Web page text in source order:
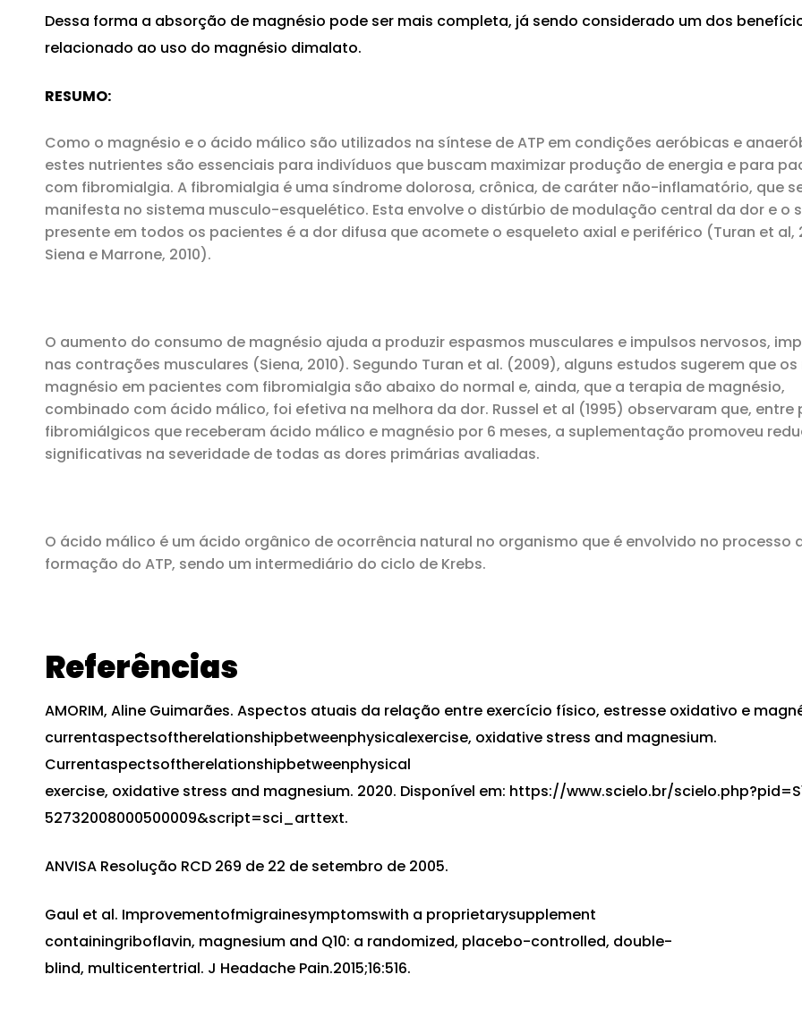
Dessa forma a absorção de magnésio pode ser mais completa, já sendo considerado um dos
relacionado ao uso do magnésio dimalato.
RESUMO:
Como o magnésio e o ácido málico são utilizados na síntese de ATP em condições aeróbicas e
estes nutrientes são essenciais para indivíduos que buscam maximizar produção de energia e para
com fibromialgia. A fibromialgia é uma síndrome dolorosa, crônica, de caráter não-inflamatório, que
manifesta no sistema musculo-esquelético. Esta envolve o distúrbio de modulação central da dor e o
presente em todos os pacientes é a dor difusa que acomete o esqueleto axial e periférico (Turan et al,
Siena e Marrone, 2010).
O aumento do consumo de magnésio ajuda a produzir espasmos musculares e impulsos nervosos,
nas contrações musculares (Siena, 2010). Segundo Turan et al. (2009), alguns estudos sugerem que os
magnésio em pacientes com fibromialgia são abaixo do normal e, ainda, que a terapia de magnésio,
combinado com ácido málico, foi efetiva na melhora da dor. Russel et al (1995) observaram que, entre
fibromiálgicos que receberam ácido málico e magnésio por 6 meses, a suplementação promoveu
significativas na severidade de todas as dores primárias avaliadas.
O ácido málico é um ácido orgânico de ocorrência natural no organismo que é envolvido no processo
formação do ATP, sendo um intermediário do ciclo de Krebs.
Referências
AMORIM, Aline Guimarães. Aspectos atuais da relação entre exercício físico, estresse oxidativo e
currentaspectsoftherelationshipbetweenphysicalexercise, oxidative stress and magnesium.
Currentaspectsoftherelationshipbetweenphysical
exercise, oxidative stress and magnesium. 2020. Disponível em: https://www.scielo.br/
52732008000500009&script=sci_arttext.
ANVISA Resolução RCD 269 de 22 de setembro de 2005.
Gaul et al. Improvementofmigrainesymptomswith a proprietarysupplement
containingriboflavin, magnesium and Q10: a randomized, placebo-controlled, double-
blind, multicentertrial. J Headache Pain.2015;16:516.